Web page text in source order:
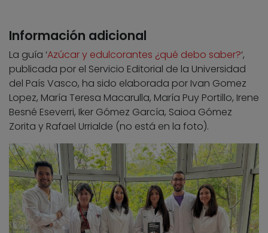
Información adicional
La guía ‘Azúcar y edulcorantes ¿qué debo saber?‘,
publicada por el Servicio Editorial de la Universidad
del País Vasco, ha sido elaborada por Ivan Gomez
Lopez, María Teresa Macarulla, María Puy Portillo, Irene
Besné Eseverri, Iker Gómez García, Saioa Gómez
Zorita y Rafael Urrialde (no está en la foto).